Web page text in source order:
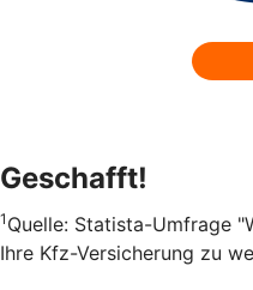
Geschafft!
1 Quelle: Statista-Umfrage
Ihre Kfz-Versicherung zu